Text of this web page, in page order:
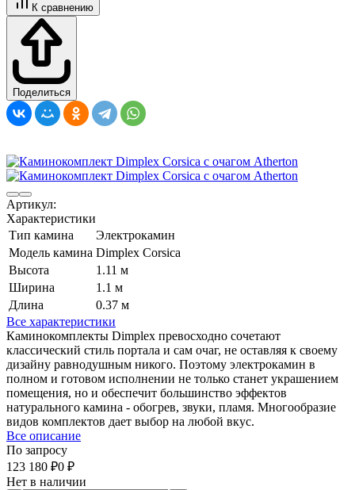
К сравнению
Поделиться
Артикул:
Характеристики
Тип камина
Электрокамин
Модель камина Dimplex Corsica
Высота
1.11 м
Ширина
1.1 м
Длина
0.37 м
Все характеристики
Каминокомплекты Dimplex превосходно сочетают
классический стиль портала и сам очаг, не оставляя к своему
дизайну равнодушным никого. Поэтому электрокамин в
полном и готовом исполнении не только станет украшением
помещения, но и обеспечит большинство эффектов
натурального камина - обогрев, звуки, пламя. Многообразие
видов комплектов дает выбор на любой вкус.
Все описание
По запросу
123 180 ₽0 ₽
Нет в наличии